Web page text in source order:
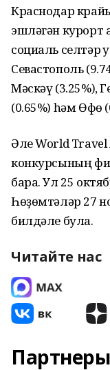
Краснодар
эшләгән курорт
социаль селтәр
Севастополь
Мәскәү (3.25%),
(0.65%) һәм Өфө
Әле World
конкурсының
бара. Ул 25
Һөҙөмтәләр 27
билдәле була.
Читайте нас
Партнеры